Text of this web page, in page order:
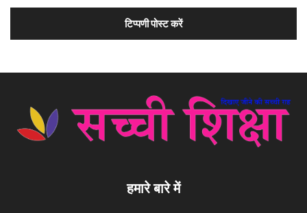
हमारे बारे में